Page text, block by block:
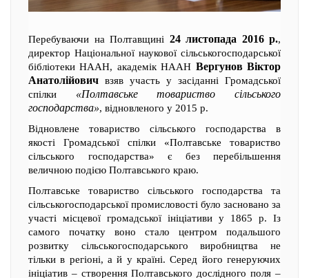
Перебуваючи на Полтавщині 24 листопада 2016 р.,
директор Національної наукової сільськогосподарської
бібліотеки НААН, академік НААН Вергунов Віктор
Анатолійович взяв участь у засіданні Громадської
спілки «Полтавське товариство сільського
господарства», відновленого у 2015 р.
Відновлене товариство сільського господарства в
якості Громадської спілки «Полтавське товариство
сільського господарства» є без перебільшення
величною подією Полтавського краю.
Полтавське товариство сільського господарства та
сільськогосподарської промисловості було засновано за
участі місцевої громадської ініціативи у 1865 р. Із
самого початку воно стало центром подальшого
розвитку сільськогосподарського виробництва не
тільки в регіоні, а й у країні. Серед його генеруючих
ініціатив – створення Полтавського дослідного поля –